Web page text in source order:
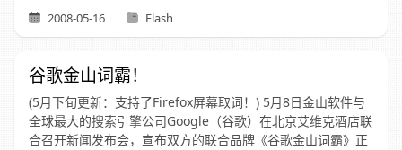
2008-05-16 Flash
谷歌金山词霸！
(5月下旬更新：支持了Firefox屏幕取词！) 5月8日金山软件与
全球最大的搜索引擎公司Google（谷歌）在北京艾维克酒店联
合召开新闻发布会，宣布双方的联合品牌《谷歌金山词霸》正